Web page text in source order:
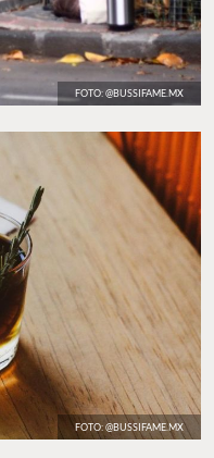
FOTO: @BUSSIFAME.MX
FOTO: @BUSSIFAME.MX